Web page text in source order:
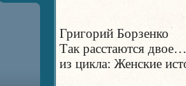
Григорий Борзенко
Так расстаются двое…
из цикла: Женские